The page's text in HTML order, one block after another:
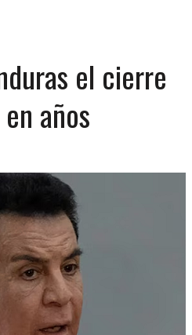
LO ESPERARON EN LA SALIDA
FAMILIAR
AÑOS TRAS ABUSAR DE ELLA
CAYERON DESDE EL PISO NUEVE DEL
EN MATURÍN
el cierre
años